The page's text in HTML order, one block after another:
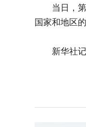
当日，第三
国家和地区
新华社记